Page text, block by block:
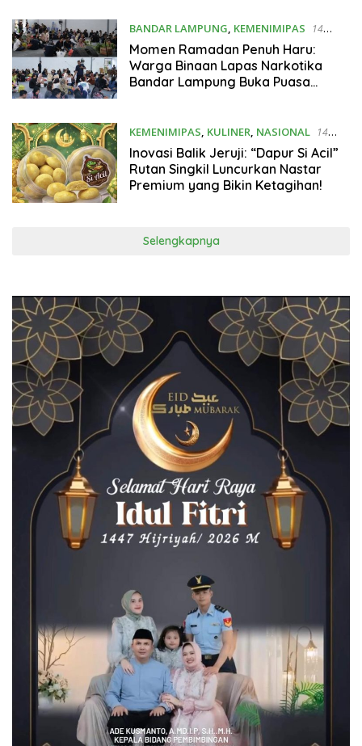
BANDAR LAMPUNG, KEMENIMIPAS
14
Maret 2026
Momen Ramadan Penuh Haru:
Warga Binaan Lapas Narkotika
Bandar Lampung Buka Puasa
KEMENIMIPAS, KULINER, NASIONAL
14
Maret 2026
Inovasi Balik Jeruji: “Dapur Si Acil”
Rutan Singkil Luncurkan Nastar
Premium yang Bikin Ketagihan!
Selengkapnya